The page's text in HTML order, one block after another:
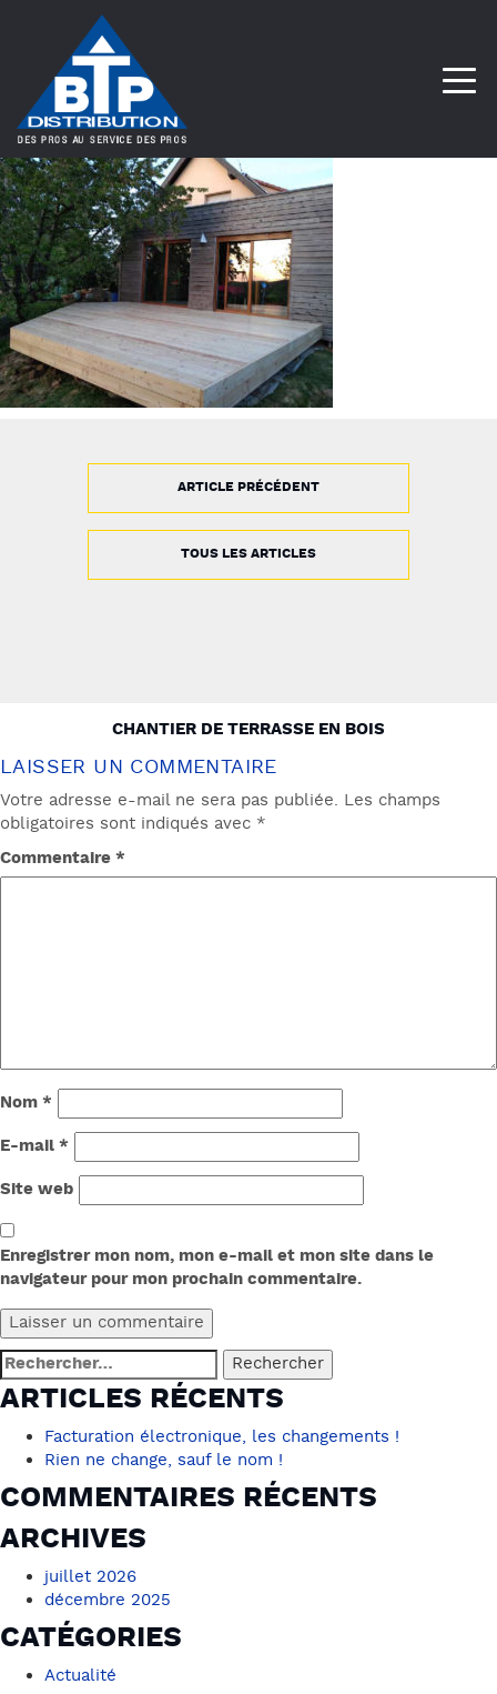
ARTICLE PRÉCÉDENT
TOUS LES ARTICLES
NAVIGATION
L’ARTICLE
CHANTIER DE TERRASSE EN BOIS
LAISSER UN COMMENTAIRE
Votre adresse e-mail ne sera pas publiée. Les champs
obligatoires sont indiqués avec *
Commentaire*
Nom*
E-mail*
Site web
Enregistrer mon nom, mon e-mail et mon site dans le
navigateur pour mon prochain commentaire.
Rechercher :
ARTICLES RÉCENTS
Facturation électronique, les changements !
Rien ne change, sauf le nom !
COMMENTAIRES RÉCENTS
ARCHIVES
juillet 2026
décembre 2025
CATÉGORIES
Actualité